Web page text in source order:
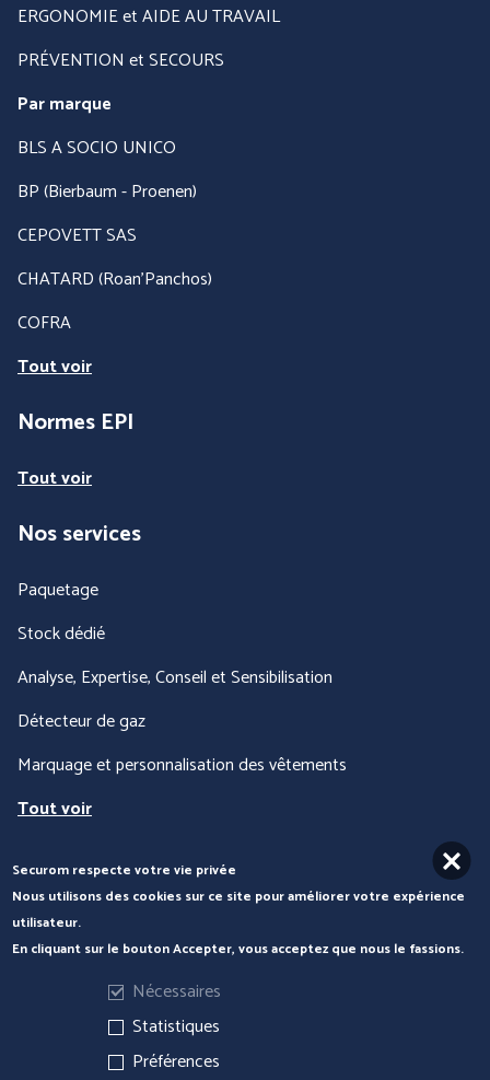
ERGONOMIE et AIDE AU TRAVAIL
PRÉVENTION et SECOURS
Par marque
BLS A SOCIO UNICO
BP (Bierbaum - Proenen)
CEPOVETT SAS
CHATARD (Roan'Panchos)
COFRA
Tout voir
Normes EPI
Tout voir
Nos services
Paquetage
Stock dédié
Analyse, Expertise, Conseil et Sensibilisation
Détecteur de gaz
Marquage et personnalisation des vêtements
Tout voir
Nous contacter
Securom respecte votre vie privée
Nous utilisons des cookies sur ce site pour améliorer votre expérience
utilisateur.
En cliquant sur le bouton Accepter, vous acceptez que nous le fassions.
Nécessaires
Statistiques
Préférences